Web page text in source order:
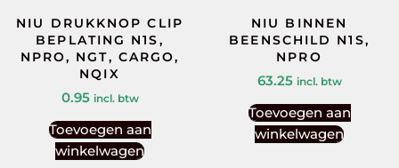
NIU DRUKKNOP CLIP
BEPLATING N1S,
NPRO, NGT, CARGO,
NQIX
0.95 incl. btw
Toevoegen aan
winkelwagen
NIU BINNEN
BEENSCHILD N1S,
NPRO
63.25 incl. btw
Toevoegen aan
winkelwagen